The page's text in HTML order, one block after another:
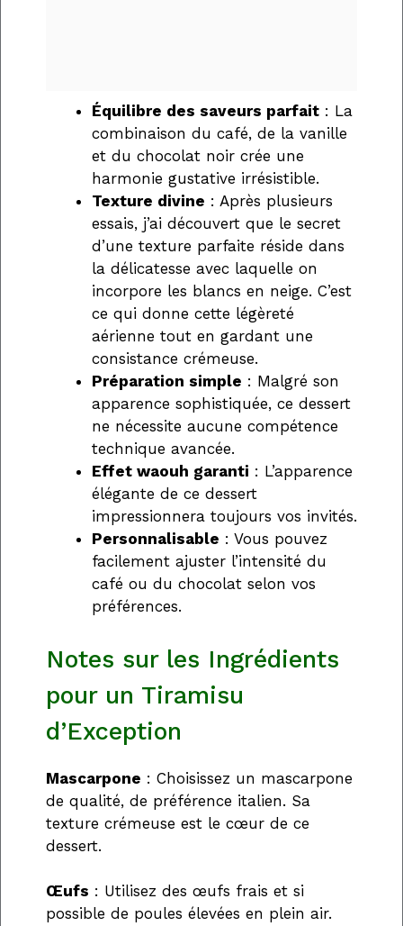
Équilibre des saveurs parfait : La
combinaison du café, de la vanille
et du chocolat noir crée une
harmonie gustative irrésistible.
Texture divine : Après plusieurs
essais, j’ai découvert que le secret
d’une texture parfaite réside dans
la délicatesse avec laquelle on
incorpore les blancs en neige. C’est
ce qui donne cette légèreté
aérienne tout en gardant une
consistance crémeuse.
Préparation simple : Malgré son
apparence sophistiquée, ce dessert
ne nécessite aucune compétence
technique avancée.
Effet waouh garanti : L’apparence
élégante de ce dessert
impressionnera toujours vos invités.
Personnalisable : Vous pouvez
facilement ajuster l’intensité du
café ou du chocolat selon vos
préférences.
Notes sur les Ingrédients
pour un Tiramisu
d’Exception
Mascarpone : Choisissez un mascarpone
de qualité, de préférence italien. Sa
texture crémeuse est le cœur de ce
dessert.
Œufs : Utilisez des œufs frais et si
possible de poules élevées en plein air.